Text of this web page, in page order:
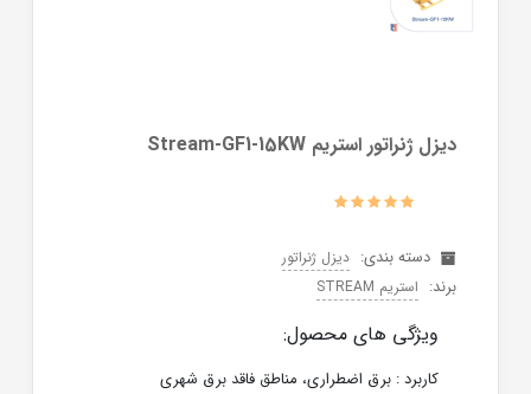
ديزل ژنراتور استریم Stream-GF1-15KW
دسته بندی: دیزل ژنراتور
برند: استریم STREAM
ویژگی های محصول:
کاربرد : برق اضطراری، مناطق فاقد برق شهری